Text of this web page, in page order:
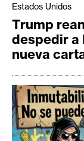
Estados Unidos
Trump
despedir a
nueva